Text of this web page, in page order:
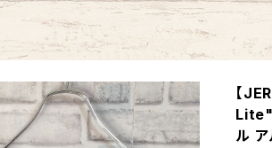
【
Lite"
ル